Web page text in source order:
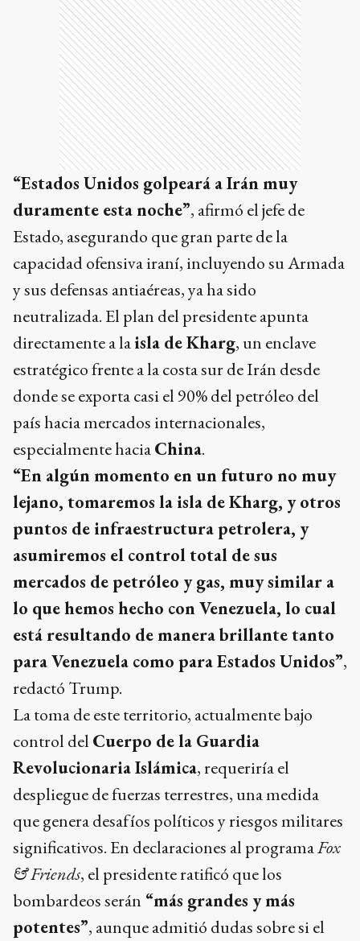
“Estados Unidos golpeará a Irán muy
duramente esta noche”, afirmó el jefe de
Estado, asegurando que gran parte de la
capacidad ofensiva iraní, incluyendo su Armada
y sus defensas antiaéreas, ya ha sido
neutralizada. El plan del presidente apunta
directamente a laisla de Kharg, un enclave
estratégico frente a la costa sur de Irán desde
donde se exporta casi el 90% del petróleo del
país hacia mercados internacionales,
especialmente haciaChina.
“En algún momento en un futuro no muy
lejano, tomaremos la isla de Kharg, y otros
puntos de infraestructura petrolera, y
asumiremos el control total de sus
mercados de petróleo y gas, muy similar a
lo que hemos hecho con Venezuela, lo cual
está resultando de manera brillante tanto
para Venezuela como para Estados Unidos”,
redactó Trump.
La toma de este territorio, actualmente bajo
control del Cuerpo de la Guardia
Revolucionaria Islámica, requeriría el
despliegue de fuerzas terrestres, una medida
que genera desafíos políticos y riesgos militares
significativos. En declaraciones al programaFox
& Friends, el presidente ratificó que los
bombardeos serán “más grandes y más
potentes”, aunque admitió dudas sobre si el